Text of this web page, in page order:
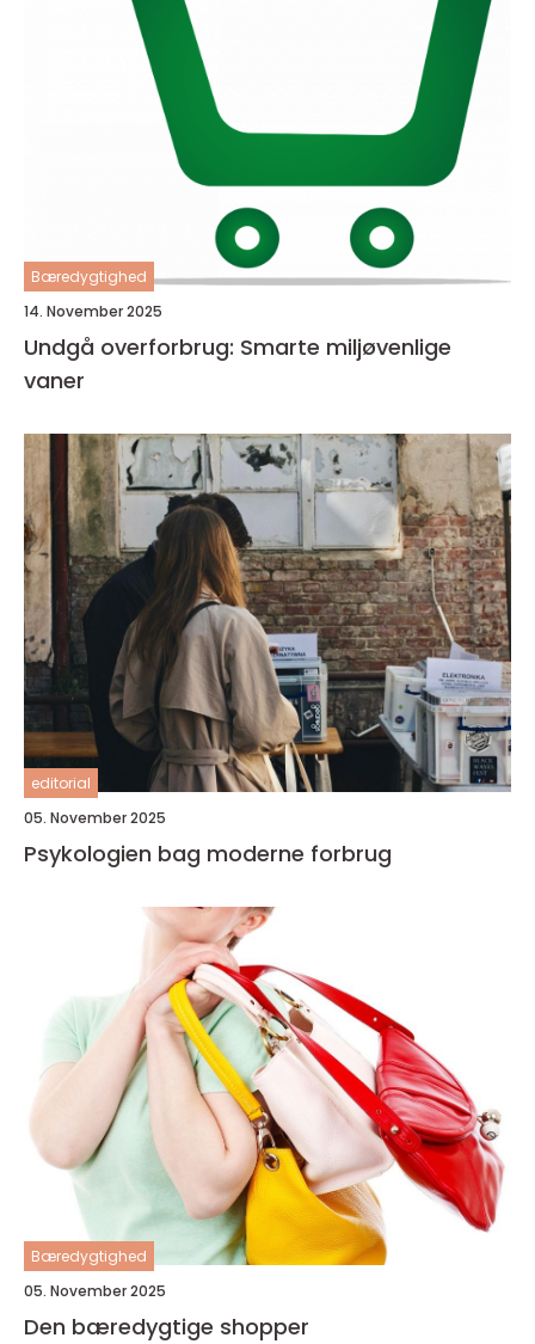
Bæredygtighed
14. November 2025
Undgå overforbrug: Smarte miljøvenlige
vaner
editorial
05. November 2025
Psykologien bag moderne forbrug
Bæredygtighed
05. November 2025
Den bæredygtige shopper